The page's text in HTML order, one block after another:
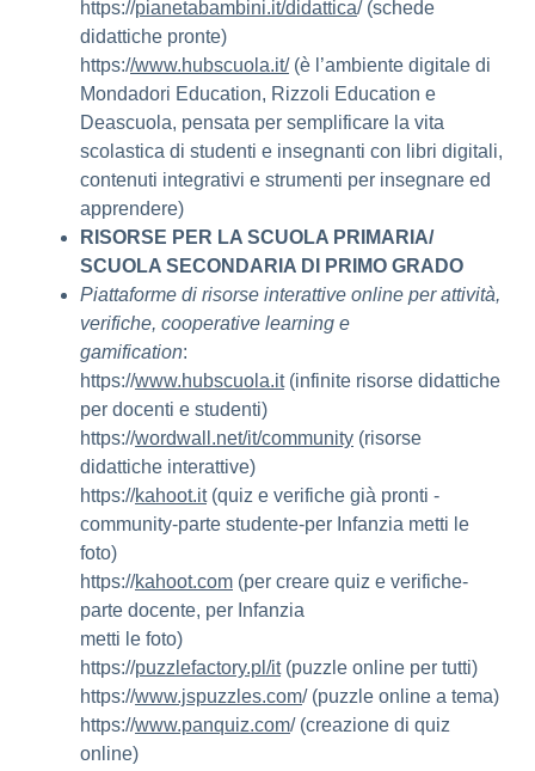
https://pianetabambini.it/didattica/ (schede
didattiche pronte)
https://www.hubscuola.it/(è l’ambiente digitale di
Mondadori Education, Rizzoli Education e
Deascuola, pensata per semplificare la vita
scolastica di studenti e insegnanti con libri digitali,
contenuti integrativi e strumenti per insegnare ed
apprendere)
RISORSE PER LA SCUOLA PRIMARIA/
SCUOLA SECONDARIA DI PRIMO GRADO
Piattaforme di risorse interattive online per attività,
verifiche, cooperative learning e
gamification:
https://www.hubscuola.it(infinite risorse didattiche
per docenti e studenti)
https://wordwall.net/it/community (risorse
didattiche interattive)
https://kahoot.it(quiz e verifiche già pronti -
community-parte studente-per Infanzia metti le
foto)
https://kahoot.com (per creare quiz e verifiche-
parte docente, per Infanzia
metti le foto)
https://puzzlefactory.pl/it(puzzle online per tutti)
https://www.jspuzzles.com/ (puzzle online a tema)
https://www.panquiz.com/ (creazione di quiz
online)